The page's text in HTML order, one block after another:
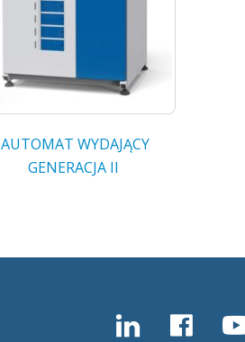
AUTOMAT WYDAJĄCY
GENERACJA II